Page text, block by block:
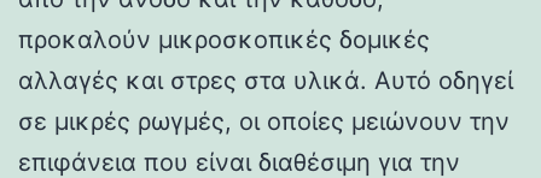
προκαλούν μικροσκοπικές δομικές
αλλαγές και στρες στα υλικά. Αυτό οδηγεί
σε μικρές ρωγμές, οι οποίες μειώνουν την
επιφάνεια που είναι διαθέσιμη για την